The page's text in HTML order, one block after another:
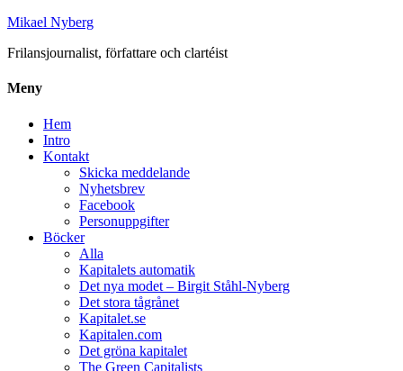
Mikael Nyberg
Frilansjournalist, författare och clartéist
Meny
Hem
Intro
Kontakt
Skicka meddelande
Nyhetsbrev
Facebook
Personuppgifter
Böcker
Alla
Kapitalets automatik
Det nya modet – Birgit Ståhl-Nyberg
Det stora tågrånet
Kapitalet.se
Kapitalen.com
Det gröna kapitalet
The Green Capitalists